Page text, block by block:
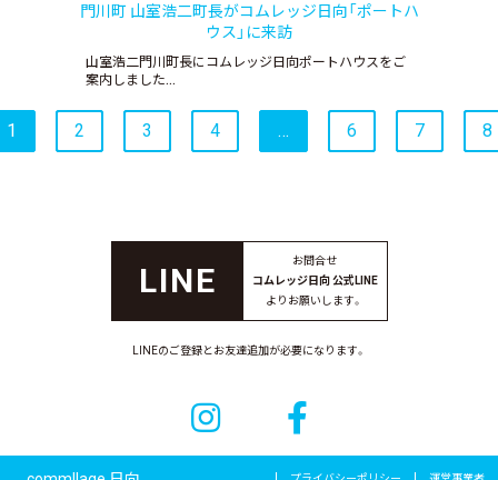
門川町 山室浩二町長がコムレッジ日向「ポートハ
ウス」に来訪
山室浩二門川町長にコムレッジ日向ポートハウスをご
案内しました…
1 2 3 4 … 6 7 8
お問合せ
コムレッジ日向 公式LINE
よりお願いします。
LINEのご登録とお友達追加が必要になります。